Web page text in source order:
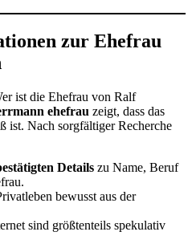
zur Ehefrau
ist die Ehefrau von Ralf
ehefrau zeigt, dass das
ist. Nach sorgfältiger Recherche
Details zu Name, Beruf
bewusst aus der
sind größtenteils spekulativ